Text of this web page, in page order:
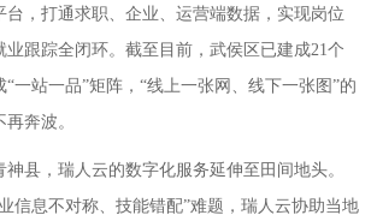
台，打通求职、企业、运营端数据，实现岗位
业跟踪全闭环。截至目前，武侯区已建成21个
一站一品”矩阵，“线上一张网、线下一张图”的
奔波。
，瑞人云的数字化服务延伸至田间地头。
信息不对称、技能错配”难题，瑞人云协助当地